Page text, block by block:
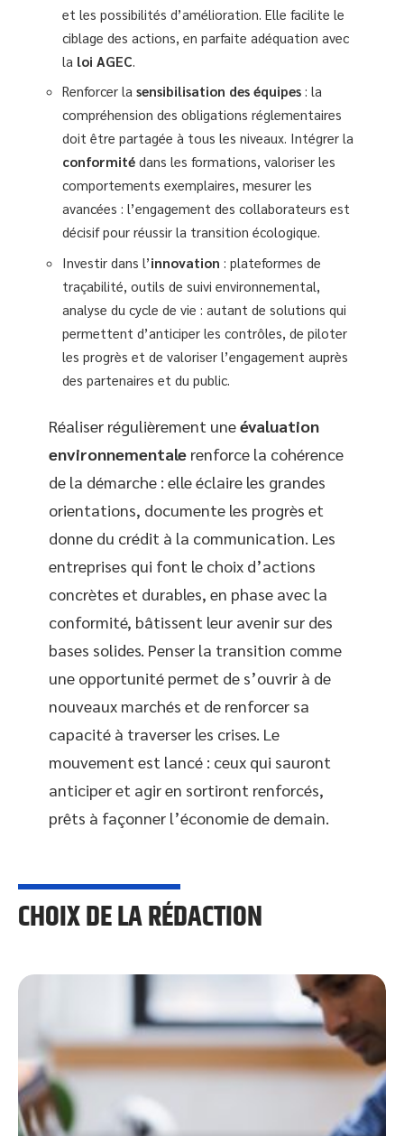
et les possibilités d’amélioration. Elle facilite le
ciblage des actions, en parfaite adéquation avec
la loi AGEC
Renforcer la sensibilisation des équipes : la
compréhension des obligations réglementaires
doit être partagée à tous les niveaux. Intégrer la
conformité dans les formations, valoriser les
comportements exemplaires, mesurer les
avancées : l’engagement des collaborateurs est
décisif pour réussir la transition écologique.
Investir dans l’innovation : plateformes de
traçabilité, outils de suivi environnemental,
analyse du cycle de vie : autant de solutions qui
permettent d’anticiper les contrôles, de piloter
les progrès et de valoriser l’engagement auprès
des partenaires et du public.
Réaliser régulièrement uneévaluation
environnementale renforce la cohérence
de la démarche : elle éclaire les grandes
orientations, documente les progrès et
donne du crédit à la communication. Les
entreprises qui font le choix d’actions
concrètes et durables, en phase avec la
conformité, bâtissent leur avenir sur des
bases solides. Penser la transition comme
une opportunité permet de s’ouvrir à de
nouveaux marchés et de renforcer sa
capacité à traverser les crises. Le
mouvement est lancé : ceux qui sauront
anticiper et agir en sortiront renforcés,
prêts à façonner l’économie de demain.
CHOIX DE LA RÉDACTION